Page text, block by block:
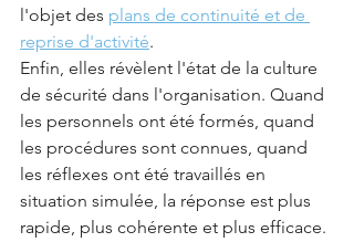
l'objet des plans de continuité et de
reprise d'activité.
Enfin, elles révèlent l'état de la culture
de sécurité dans l'organisation. Quand
les personnels ont été formés, quand
les procédures sont connues, quand
les réflexes ont été travaillés en
situation simulée, la réponse est plus
rapide, plus cohérente et plus efficace.